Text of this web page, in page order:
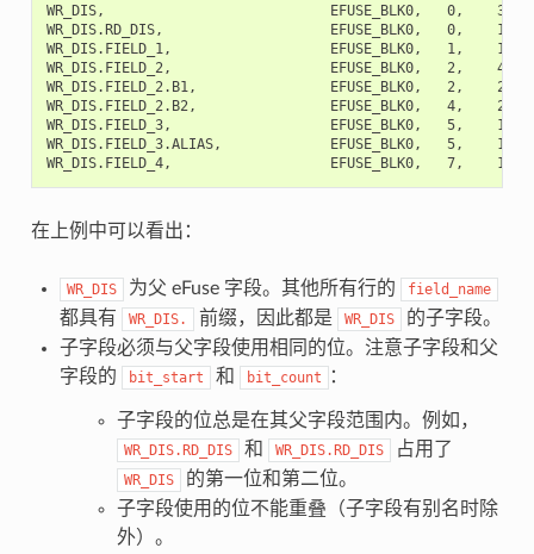
WR_DIS,                           EFUSE_BLK0,   0,    32,
WR_DIS.RD_DIS,                    EFUSE_BLK0,   0,    1,
WR_DIS.FIELD_1,                   EFUSE_BLK0,   1,    1,
WR_DIS.FIELD_2,                   EFUSE_BLK0,   2,    4,
WR_DIS.FIELD_2.B1,                EFUSE_BLK0,   2,    2,
WR_DIS.FIELD_2.B2,                EFUSE_BLK0,   4,    2,
WR_DIS.FIELD_3,                   EFUSE_BLK0,   5,    1,
WR_DIS.FIELD_3.ALIAS,             EFUSE_BLK0,   5,
在上例中可以看出：
WR_DIS 为父 eFuse 字段。其他所有行的 field_name
都具有 WR_DIS. 前缀，因此都是 WR_DIS
的子字段。
子字段必须与父字段使用相同的位。注意子字段和父
字段的
bit_start 和 bit_count ：
子字段的位总是在其父字段范围内。例如，
WR_DIS.RD_DIS 和 WR_DIS.RD_DIS 占用了
WR_DIS
的第一位和第二位。
子字段使用的位不能重叠（子字段有别名时除
外）。